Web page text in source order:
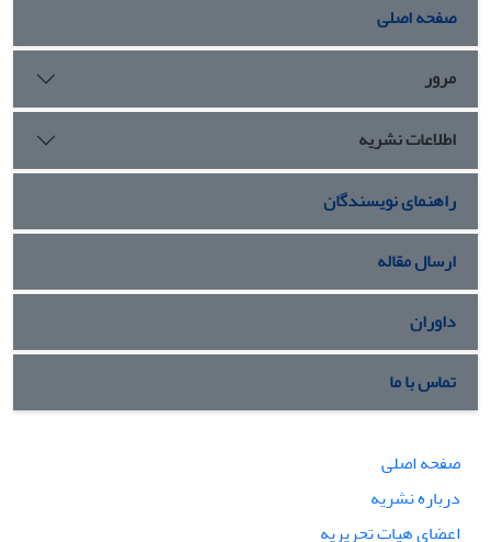
صفحه اصلی
مرور
اطلاعات نشریه
راهنمای نویسندگان
ارسال مقاله
داوران
تماس با ما
صفحه اصلی
درباره نشریه
اعضای هیات تحریریه